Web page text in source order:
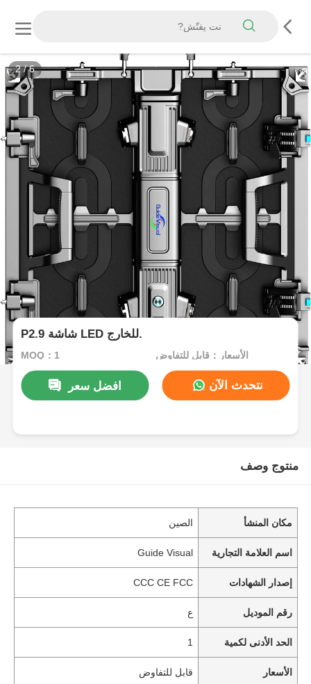
2/6
P2.9 شاشة LED للخارج.
MOQ：1 الأسعار：قابل للتفاوض
افضل سعر نتحدث الآن
منتوج وصف
مكان المنشأ الصين
اسم العلامة التجارية Guide Visual
إصدار الشهادات CCC CE FCC
رقم الموديل ع
الحد الأدنى لكمية 1
الأسعار قابل للتفاوض